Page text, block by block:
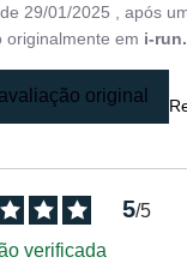
29/01/2025 , após
originalmente em i-
original
5/5
verificada